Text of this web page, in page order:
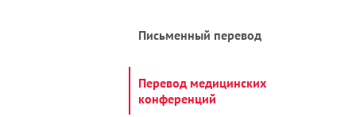
Письменный перевод
Перевод медицинских
конференций